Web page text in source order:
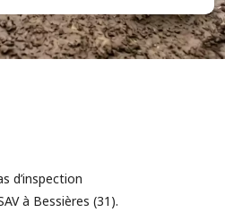
d’inspection
à Bessières (31).